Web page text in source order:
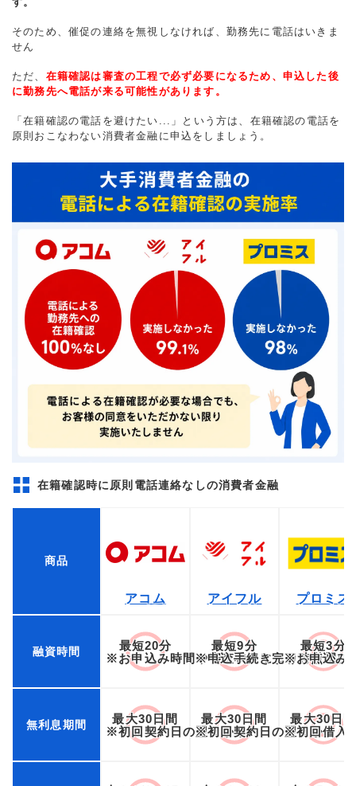
そのため、催促の連絡を無視しなければ、勤務先に電話はいきま
せん
ただ、 在籍確認は審査の工程で必ず必要になるため、申込した後
に勤務先へ電話が来る可能性があります。
「在籍確認の電話を避けたい...」という方は、在籍確認の電話を
原則おこなわない消費者金融に申込をしましょう。
在籍確認時に原則電話連絡なしの消費者金融
商品
アコム アイフル プロミス
融資時間 最短20分
※お申込み時間や審査状況によりご希望に
最短9分
※申込手続き完了時点から
最短3分
※お申込み
無利息期間 最大30日間
※初回契約日の翌日から
最大30日間
※初回契約日の翌日から
最大30日間
※初回借入